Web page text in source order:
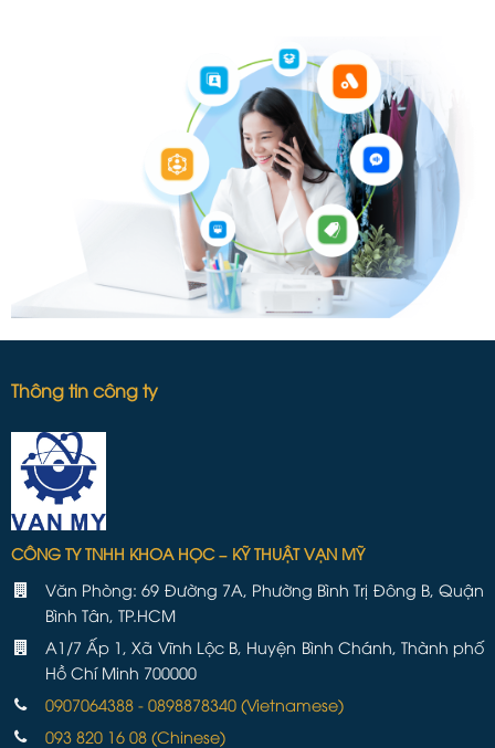
Thông tin công ty
CÔNG TY TNHH KHOA HỌC – KỸ THUẬT VẠN MỸ
Văn Phòng: 69 Đường 7A, Phường Bình Trị Đông B, Quận
Bình Tân, TP.HCM
A1/7 Ấp 1, Xã Vĩnh Lộc B, Huyện Bình Chánh, Thành phố
Hồ Chí Minh 700000
0907064388 - 0898878340 (Vietnamese)
093 820 16 08 (Chinese)